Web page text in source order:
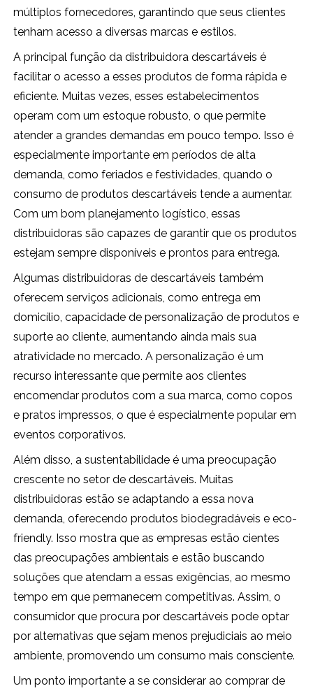
múltiplos fornecedores, garantindo que seus clientes
tenham acesso a diversas marcas e estilos.
A principal função da distribuidora descartáveis é
facilitar o acesso a esses produtos de forma rápida e
eficiente. Muitas vezes, esses estabelecimentos
operam com um estoque robusto, o que permite
atender a grandes demandas em pouco tempo. Isso é
especialmente importante em períodos de alta
demanda, como feriados e festividades, quando o
consumo de produtos descartáveis tende a aumentar.
Com um bom planejamento logístico, essas
distribuidoras são capazes de garantir que os produtos
estejam sempre disponíveis e prontos para entrega.
Algumas distribuidoras de descartáveis também
oferecem serviços adicionais, como entrega em
domicílio, capacidade de personalização de produtos e
suporte ao cliente, aumentando ainda mais sua
atratividade no mercado. A personalização é um
recurso interessante que permite aos clientes
encomendar produtos com a sua marca, como copos
e pratos impressos, o que é especialmente popular em
eventos corporativos.
Além disso, a sustentabilidade é uma preocupação
crescente no setor de descartáveis. Muitas
distribuidoras estão se adaptando a essa nova
demanda, oferecendo produtos biodegradáveis e eco-
friendly. Isso mostra que as empresas estão cientes
das preocupações ambientais e estão buscando
soluções que atendam a essas exigências, ao mesmo
tempo em que permanecem competitivas. Assim, o
consumidor que procura por descartáveis pode optar
por alternativas que sejam menos prejudiciais ao meio
ambiente, promovendo um consumo mais consciente.
Um ponto importante a se considerar ao comprar de